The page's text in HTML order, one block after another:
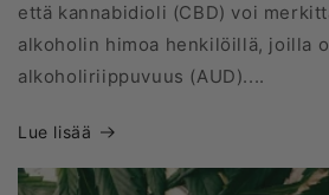
että kannabidioli (CBD) voi
alkoholin himoa henkilöillä, joilla
alkoholiriippuvuus (AUD)....
Lue lisää